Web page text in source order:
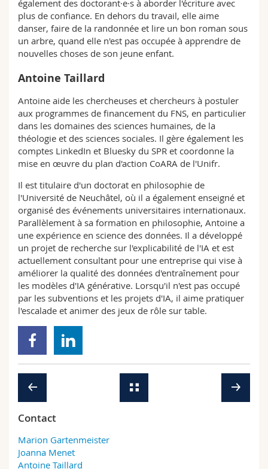
également des doctorant·e·s à aborder l'écriture avec
plus de confiance. En dehors du travail, elle aime
danser, faire de la randonnée et lire un bon roman sous
un arbre, quand elle n'est pas occupée à apprendre de
nouvelles choses de son jeune enfant.
Antoine Taillard
Antoine aide les chercheuses et chercheurs à postuler
aux programmes de financement du FNS, en particulier
dans les domaines des sciences humaines, de la
théologie et des sciences sociales. Il gère également les
comptes LinkedIn et Bluesky du SPR et coordonne la
mise en œuvre du plan d'action CoARA de l'Unifr.
Il est titulaire d'un doctorat en philosophie de
l'Université de Neuchâtel, où il a également enseigné et
organisé des événements universitaires internationaux.
Parallèlement à sa formation en philosophie, Antoine a
une expérience en science des données. Il a développé
un projet de recherche sur l'explicabilité de l'IA et est
actuellement consultant pour une entreprise qui vise à
améliorer la qualité des données d'entraînement pour
les modèles d'IA générative. Lorsqu'il n'est pas occupé
par les subventions et les projets d'IA, il aime pratiquer
l'escalade et animer des jeux de rôle sur table.
Contact
Marion Gartenmeister
Joanna Menet
Antoine Taillard